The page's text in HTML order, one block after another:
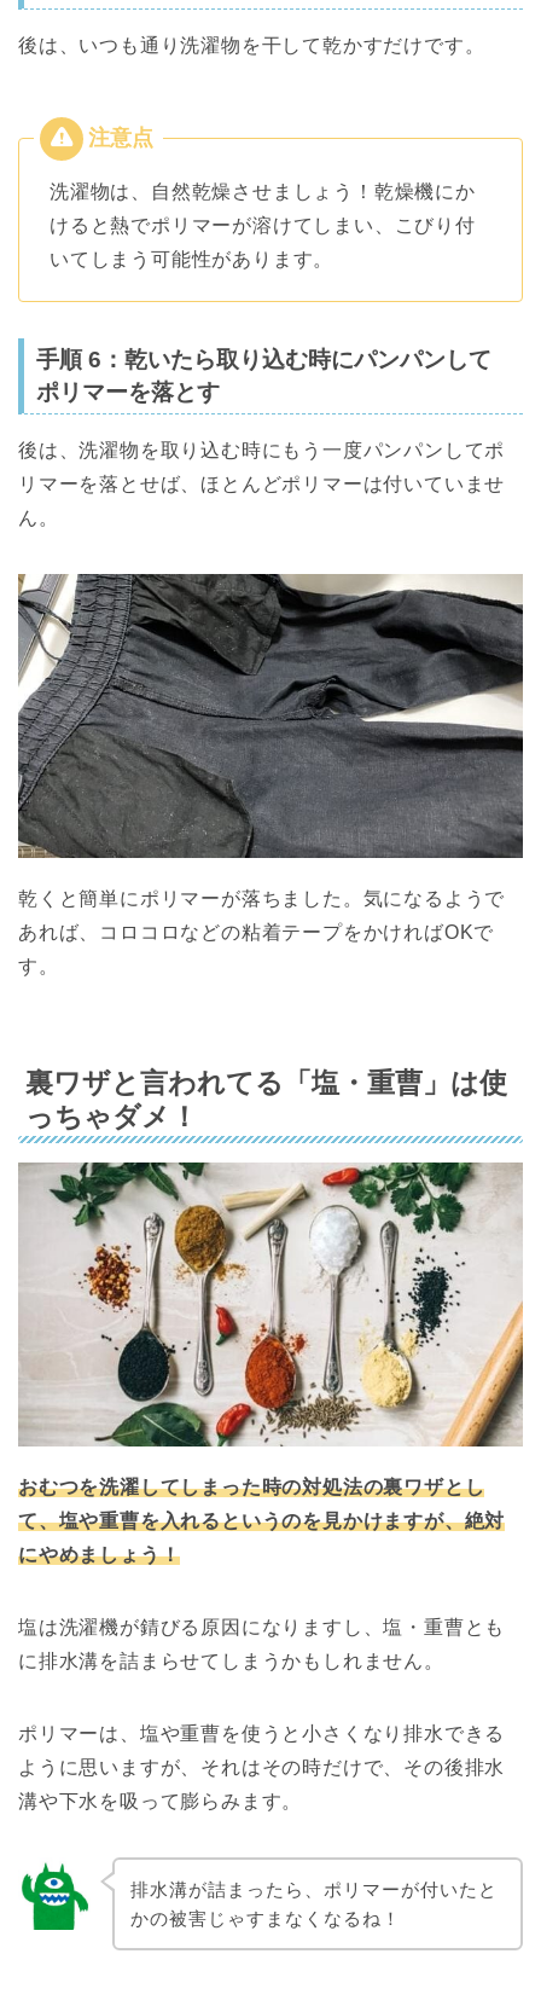
後は、いつも通り洗濯物を干して乾かすだけです。
洗濯物は、自然乾燥させましょう！乾燥機にか
けると熱でポリマーが溶けてしまい、こびり付
いてしまう可能性があります。
手順 6：乾いたら取り込む時にパンパンして
ポリマーを落とす
後は、洗濯物を取り込む時にもう一度パンパンしてポ
リマーを落とせば、ほとんどポリマーは付いていませ
ん。
乾くと簡単にポリマーが落ちました。気になるようで
あれば、コロコロなどの粘着テープをかければOKで
す。
裏ワザと言われてる「塩・重曹」は使
っちゃダメ！
おむつを洗濯してしまった時の対処法の裏ワザとし
て、塩や重曹を入れるというのを見かけますが、絶対
にやめましょう！
塩は洗濯機が錆びる原因になりますし、塩・重曹とも
に排水溝を詰まらせてしまうかもしれません。
ポリマーは、塩や重曹を使うと小さくなり排水できる
ように思いますが、それはその時だけで、その後排水
溝や下水を吸って膨らみます。
排水溝が詰まったら、ポリマーが付いたと
かの被害じゃすまなくなるね！